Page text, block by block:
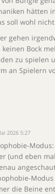
hätten
soll wohl
gehen
Bock
zu spielen
an Spielern
2026 5:27
(und eben
die Beine